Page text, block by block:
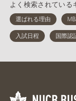
よく検索されている